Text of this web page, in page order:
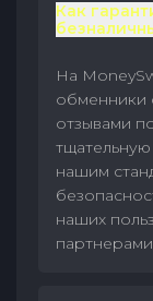
Как
На
обменники
отзывами
нашим
наших